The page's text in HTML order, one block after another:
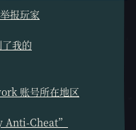
报玩家
我的
账号所在地区
Anti-Cheat”